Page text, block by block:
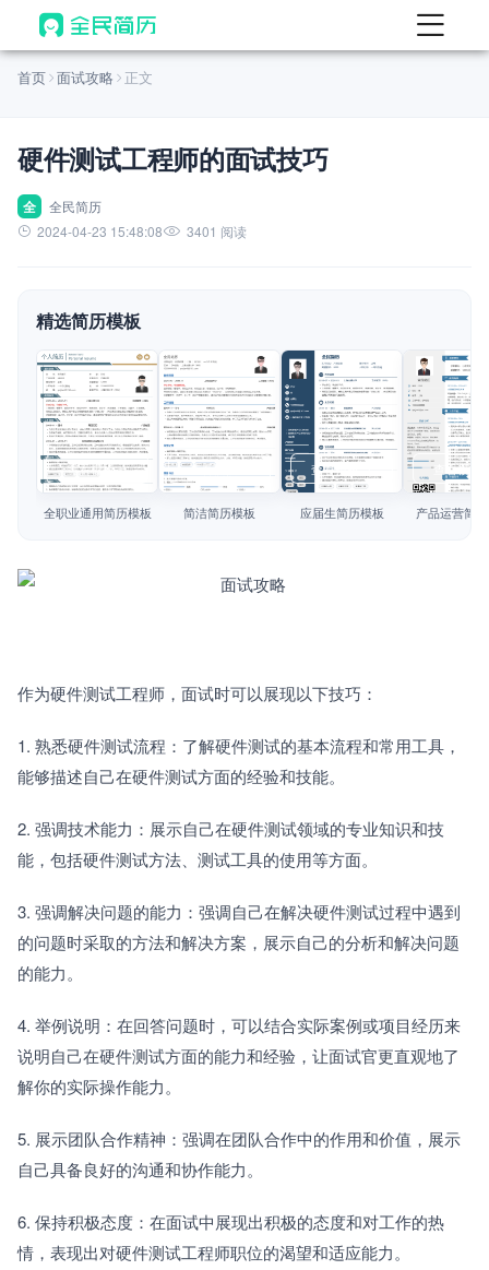
首页
AI 生成简历
AI 优化简历
AI 翻译简历
AI 模拟面试
面试自我介绍
AI 职场工具 New
简历模板
简历教程
首页 面试攻略 正文
硬件测试工程师的面试技巧
全
全民简历
2024-04-23 15:48:08
3401 阅读
精选简历模板
查看模板
全职业通用简历模板
查看模板
简洁简历模板
查看模板
应届生简历模板
查看模板
产品运营简
作为硬件测试工程师，面试时可以展现以下技巧：
1. 熟悉硬件测试流程：了解硬件测试的基本流程和常用工具，
能够描述自己在硬件测试方面的经验和技能。
2. 强调技术能力：展示自己在硬件测试领域的专业知识和技
能，包括硬件测试方法、测试工具的使用等方面。
3. 强调解决问题的能力：强调自己在解决硬件测试过程中遇到
的问题时采取的方法和解决方案，展示自己的分析和解决问题
的能力。
4. 举例说明：在回答问题时，可以结合实际案例或项目经历来
说明自己在硬件测试方面的能力和经验，让面试官更直观地了
解你的实际操作能力。
5. 展示团队合作精神：强调在团队合作中的作用和价值，展示
自己具备良好的沟通和协作能力。
6. 保持积极态度：在面试中展现出积极的态度和对工作的热
情，表现出对硬件测试工程师职位的渴望和适应能力。